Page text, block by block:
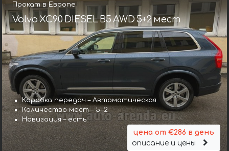
Прокат в Европе
Volvo XC90 DIESEL B5 AWD 5+2 мест
Коробка передач – Автоматическая
Количество мест – 5+2
Навигация – есть
цена от €286 в день
описание и цены